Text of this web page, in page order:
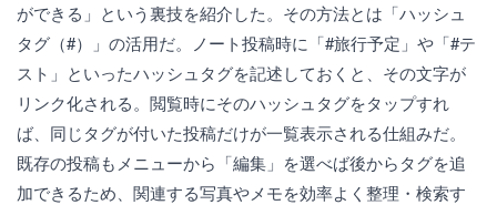
ができる」という裏技を紹介した。その方法とは「ハッシュ
タグ（#）」の活用だ。ノート投稿時に「#旅行予定」や「#テ
スト」といったハッシュタグを記述しておくと、その文字が
リンク化される。閲覧時にそのハッシュタグをタップすれ
ば、同じタグが付いた投稿だけが一覧表示される仕組みだ。
既存の投稿もメニューから「編集」を選べば後からタグを追
加できるため、関連する写真やメモを効率よく整理・検索す